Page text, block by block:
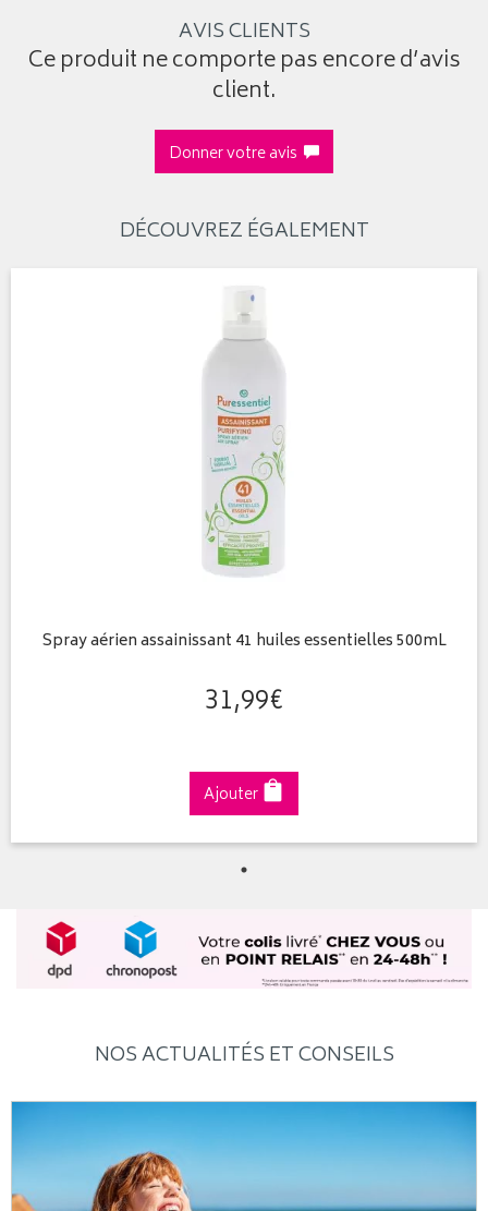
AVIS CLIENTS
Ce produit ne comporte pas encore d’avis
client.
Donner votre avis
DÉCOUVREZ ÉGALEMENT
Spray aérien assainissant 41 huiles essentielles 500mL
31,99€
Ajouter
NOS ACTUALITÉS ET CONSEILS